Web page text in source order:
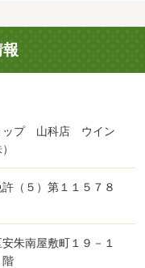
ップ 山科店 ウイン
（５）第１１５７８
朱南屋敷町１９－１
階